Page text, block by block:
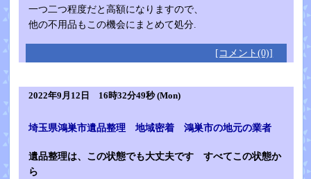
一つ二つ程度だと高額になりますので、
他の不用品もこの機会にまとめて処分.
[コメント(0)]
2022年9月12日 16時32分49秒 (Mon)
埼玉県鴻巣市遺品整理 地域密着 鴻巣市の地元の業者
遺品整理は、この状態でも大丈夫です すべてこの状態か
ら